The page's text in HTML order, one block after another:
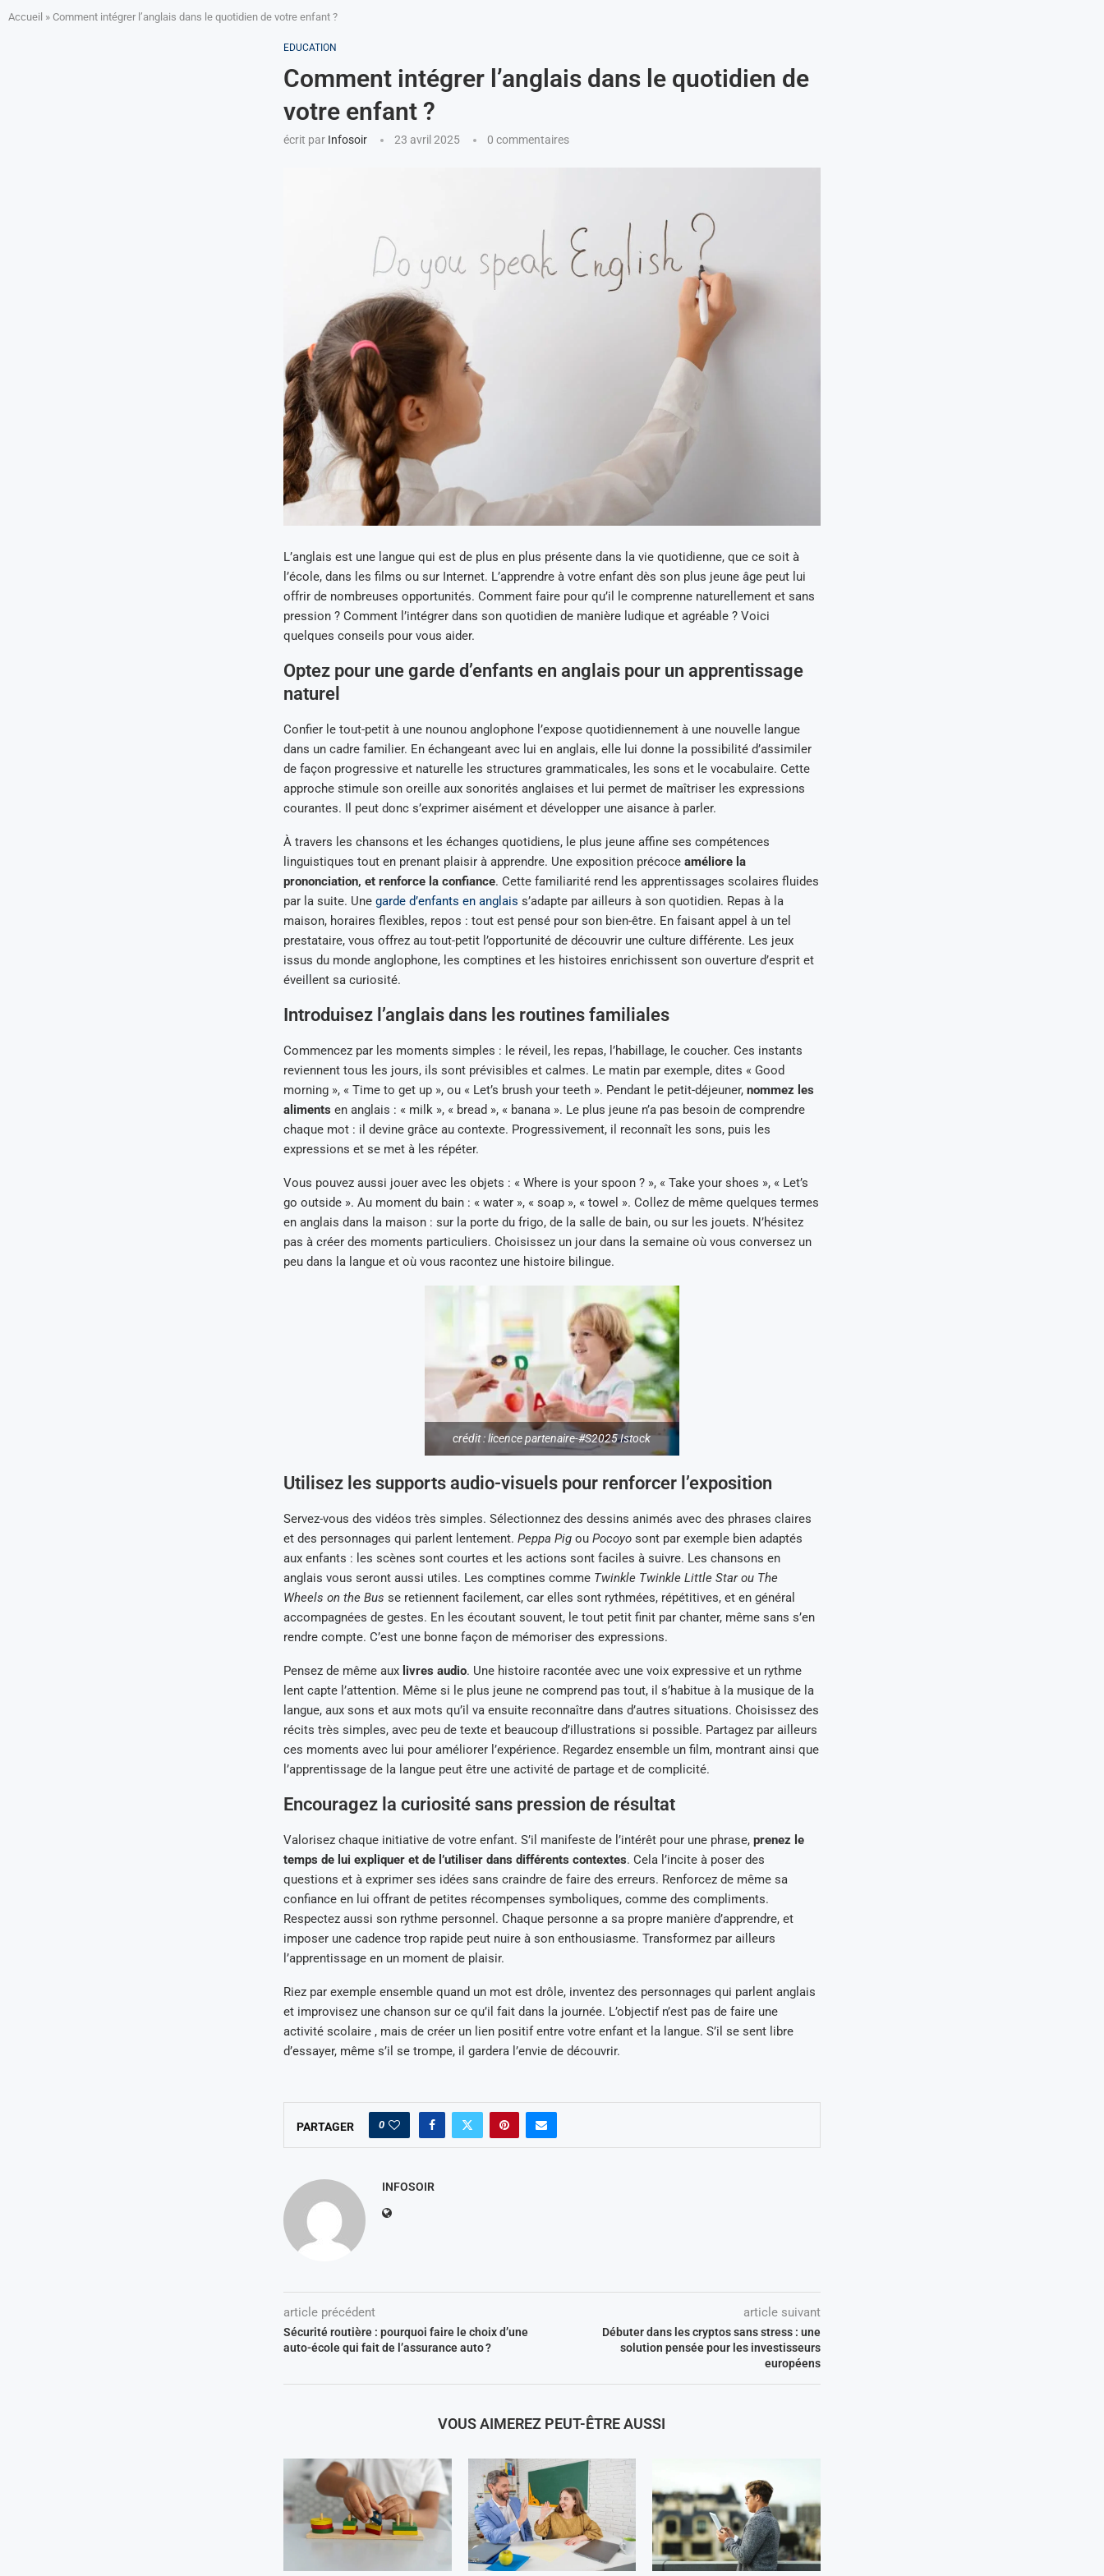
Accueil » Comment intégrer l’anglais dans le quotidien de votre enfant ?
EDUCATION
Comment intégrer l’anglais dans le quotidien de
votre enfant ?
écrit par Infosoir 23 avril 2025 0 commentaires
L’anglais est une langue qui est de plus en plus présente dans la vie quotidienne, que ce soit à
l’école, dans les films ou sur Internet. L’apprendre à votre enfant dès son plus jeune âge peut lui
offrir de nombreuses opportunités. Comment faire pour qu’il le comprenne naturellement et sans
pression ? Comment l’intégrer dans son quotidien de manière ludique et agréable ? Voici
quelques conseils pour vous aider.
Optez pour une garde d’enfants en anglais pour un apprentissage
naturel
Confier le tout-petit à une nounou anglophone l’expose quotidiennement à une nouvelle langue
dans un cadre familier. En échangeant avec lui en anglais, elle lui donne la possibilité d’assimiler
de façon progressive et naturelle les structures grammaticales, les sons et le vocabulaire. Cette
approche stimule son oreille aux sonorités anglaises et lui permet de maîtriser les expressions
courantes. Il peut donc s’exprimer aisément et développer une aisance à parler.
À travers les chansons et les échanges quotidiens, le plus jeune affine ses compétences
linguistiques tout en prenant plaisir à apprendre. Une exposition précoce améliore la
prononciation, et renforce la confiance. Cette familiarité rend les apprentissages scolaires fluides
par la suite. Une garde d’enfants en anglais s’adapte par ailleurs à son quotidien. Repas à la
maison, horaires flexibles, repos : tout est pensé pour son bien-être. En faisant appel à un tel
prestataire, vous offrez au tout-petit l’opportunité de découvrir une culture différente. Les jeux
issus du monde anglophone, les comptines et les histoires enrichissent son ouverture d’esprit et
éveillent sa curiosité.
Introduisez l’anglais dans les routines familiales
Commencez par les moments simples : le réveil, les repas, l’habillage, le coucher. Ces instants
reviennent tous les jours, ils sont prévisibles et calmes. Le matin par exemple, dites « Good
morning », « Time to get up », ou « Let’s brush your teeth ». Pendant le petit-déjeuner, nommez les
aliments en anglais : « milk », « bread », « banana ». Le plus jeune n’a pas besoin de comprendre
chaque mot : il devine grâce au contexte. Progressivement, il reconnaît les sons, puis les
expressions et se met à les répéter.
Vous pouvez aussi jouer avec les objets : « Where is your spoon ? », « Take your shoes », « Let’s
go outside ». Au moment du bain : « water », « soap », « towel ». Collez de même quelques termes
en anglais dans la maison : sur la porte du frigo, de la salle de bain, ou sur les jouets. N’hésitez
pas à créer des moments particuliers. Choisissez un jour dans la semaine où vous conversez un
peu dans la langue et où vous racontez une histoire bilingue.
crédit : licence partenaire-#S2025 Istock
Utilisez les supports audio-visuels pour renforcer l’exposition
Servez-vous des vidéos très simples. Sélectionnez des dessins animés avec des phrases claires
et des personnages qui parlent lentement. Peppa Pigou Pocoyosont par exemple bien adaptés
aux enfants : les scènes sont courtes et les actions sont faciles à suivre. Les chansons en
anglais vous seront aussi utiles. Les comptines comme Twinkle Twinkle Little Star ou The
Wheels on the Bus se retiennent facilement, car elles sont rythmées, répétitives, et en général
accompagnées de gestes. En les écoutant souvent, le tout petit finit par chanter, même sans s’en
rendre compte. C’est une bonne façon de mémoriser des expressions.
Pensez de même aux livres audio. Une histoire racontée avec une voix expressive et un rythme
lent capte l’attention. Même si le plus jeune ne comprend pas tout, il s’habitue à la musique de la
langue, aux sons et aux mots qu’il va ensuite reconnaître dans d’autres situations. Choisissez des
récits très simples, avec peu de texte et beaucoup d’illustrations si possible. Partagez par ailleurs
ces moments avec lui pour améliorer l’expérience. Regardez ensemble un film, montrant ainsi que
l’apprentissage de la langue peut être une activité de partage et de complicité.
Encouragez la curiosité sans pression de résultat
Valorisez chaque initiative de votre enfant. S’il manifeste de l’intérêt pour une phrase, prenez le
temps de lui expliquer et de l’utiliser dans différents contextes. Cela l’incite à poser des
questions et à exprimer ses idées sans craindre de faire des erreurs. Renforcez de même sa
confiance en lui offrant de petites récompenses symboliques, comme des compliments.
Respectez aussi son rythme personnel. Chaque personne a sa propre manière d’apprendre, et
imposer une cadence trop rapide peut nuire à son enthousiasme. Transformez par ailleurs
l’apprentissage en un moment de plaisir.
Riez par exemple ensemble quand un mot est drôle, inventez des personnages qui parlent anglais
et improvisez une chanson sur ce qu’il fait dans la journée. L’objectif n’est pas de faire une
activité scolaire , mais de créer un lien positif entre votre enfant et la langue. S’il se sent libre
d’essayer, même s’il se trompe, il gardera l’envie de découvrir.
PARTAGER 0
INFOSOIR
article précédent
Sécurité routière : pourquoi faire le choix d’une
auto-école qui fait de l’assurance auto ?
article suivant
Débuter dans les cryptos sans stress : une
solution pensée pour les investisseurs
européens
VOUS AIMEREZ PEUT-ÊTRE AUSSI